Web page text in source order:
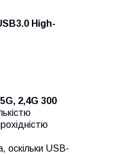
High-
2,4G 300
USB-